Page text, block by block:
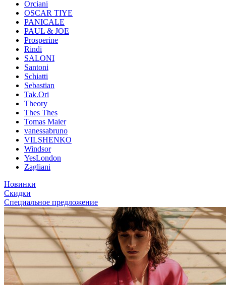
Orciani
OSCAR TIYE
PANICALE
PAUL & JOE
Prosperine
Rindi
SALONI
Santoni
Schiatti
Sebastian
Tak.Ori
Theory
Thes Thes
Tomas Maier
vanessabruno
VILSHENKO
Windsor
YesLondon
Zagliani
Новинки
Скидки
Специальное предложение